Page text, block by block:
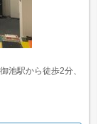
池駅から徒歩2分、